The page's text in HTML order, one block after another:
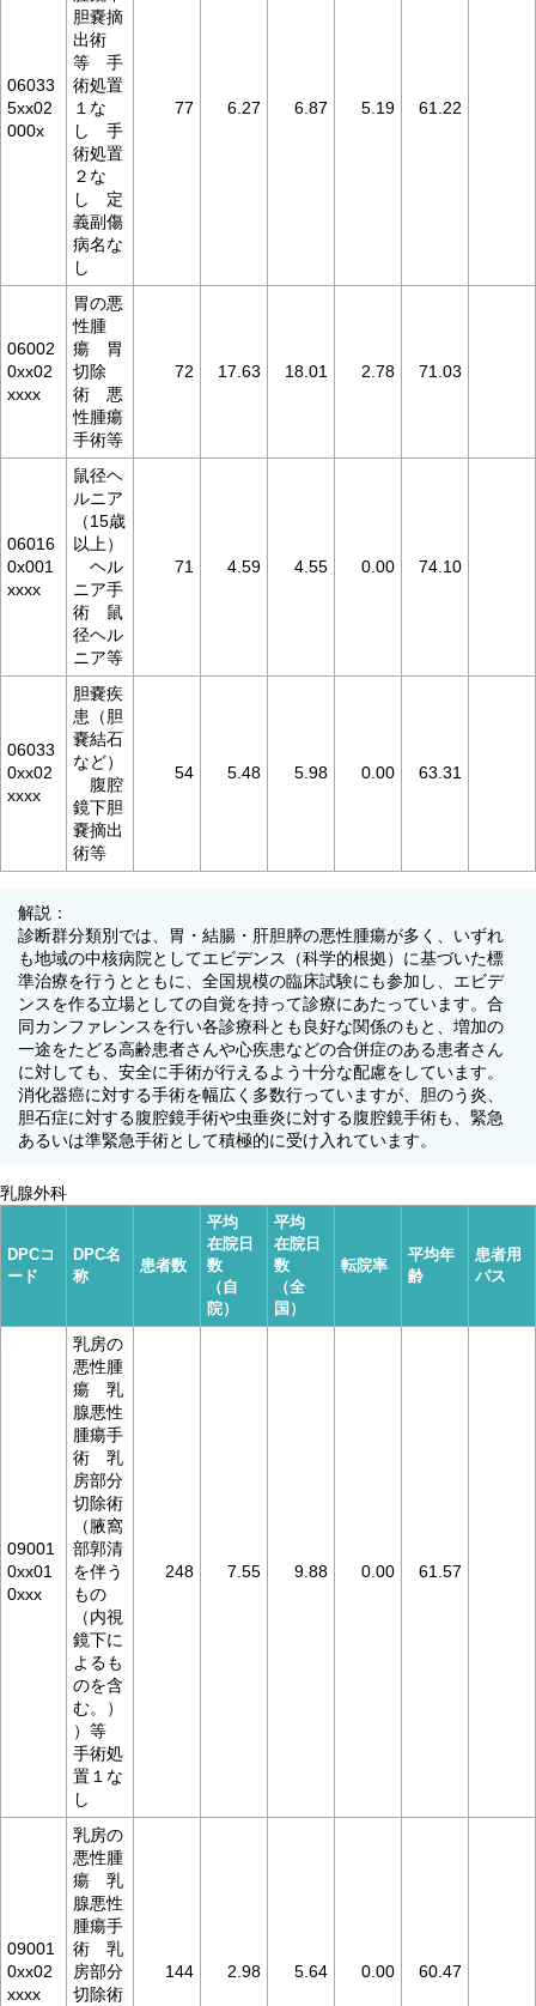
06033
5xx02
000x
胆嚢摘
出術
等 手
術処置
１な
し 手
術処置
２な
し 定
義副傷
病名な
し
77 6.27 6.87 5.19 61.22
06002
0xx02
xxxx
胃の悪
性腫
瘍 胃
切除
術 悪
性腫瘍
手術等
72 17.63 18.01 2.78 71.03
06016
0x001
xxxx
鼠径ヘ
ルニア
（15歳
以上）
ヘル
ニア手
術 鼠
径ヘル
ニア等
71 4.59 4.55 0.00 74.10
06033
0xx02
xxxx
胆嚢疾
患（胆
嚢結石
など）
腹腔
鏡下胆
嚢摘出
術等
54 5.48 5.98 0.00 63.31
解説：
診断群分類別では、胃・結腸・肝胆膵の悪性腫瘍が多く、いずれ
も地域の中核病院としてエビデンス（科学的根拠）に基づいた標
準治療を行うとともに、全国規模の臨床試験にも参加し、エビデ
ンスを作る立場としての自覚を持って診療にあたっています。合
同カンファレンスを行い各診療科とも良好な関係のもと、増加の
一途をたどる高齢患者さんや心疾患などの合併症のある患者さん
に対しても、安全に手術が行えるよう十分な配慮をしています。
消化器癌に対する手術を幅広く多数行っていますが、胆のう炎、
胆石症に対する腹腔鏡手術や虫垂炎に対する腹腔鏡手術も、緊急
あるいは準緊急手術として積極的に受け入れています。
乳腺外科
DPCコ
ード
DPC名
称
患者数
平均
在院日
数
（自
院）
平均
在院日
数
（全
国）
転院率
平均年
齢
患者用
パス
09001
0xx01
0xxx
乳房の
悪性腫
瘍 乳
腺悪性
腫瘍手
術 乳
房部分
切除術
（腋窩
部郭清
を伴う
もの
（内視
鏡下に
よるも
のを含
む。）
）等
手術処
置１な
し
248 7.55 9.88 0.00 61.57
09001
0xx02
xxxx
乳房の
悪性腫
瘍 乳
腺悪性
腫瘍手
術 乳
房部分
切除術
144 2.98 5.64 0.00 60.47